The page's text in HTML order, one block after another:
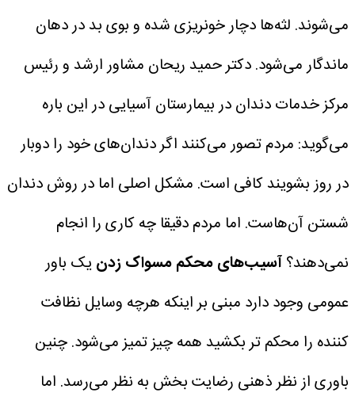
می‌شوند. لثه‌ها دچار خونریزی شده و بوی بد در دهان
ماندگار می‌شود.دکتر حمید ریحان مشاور ارشد و رئیس
مرکز خدمات دندان در بیمارستان آسیایی در این باره
می‌گوید: مردم تصور می‌کنند اگر دندان‌های خود را دوبار
در روز بشویند کافی است. مشکل اصلی اما در روش دندان
شستن آن‌هاست. اما مردم دقیقا چه کاری را انجام
نمی‌دهند؟آسیب‌های محکم مسواک زدنیک باور
عمومی وجود دارد مبنی بر اینکه هرچه وسایل نظافت
کننده را محکم تر بکشید همه چیز تمیز می‌شود. چنین
باوری از نظر ذهنی رضایت بخش به نظر می‌رسد. اما